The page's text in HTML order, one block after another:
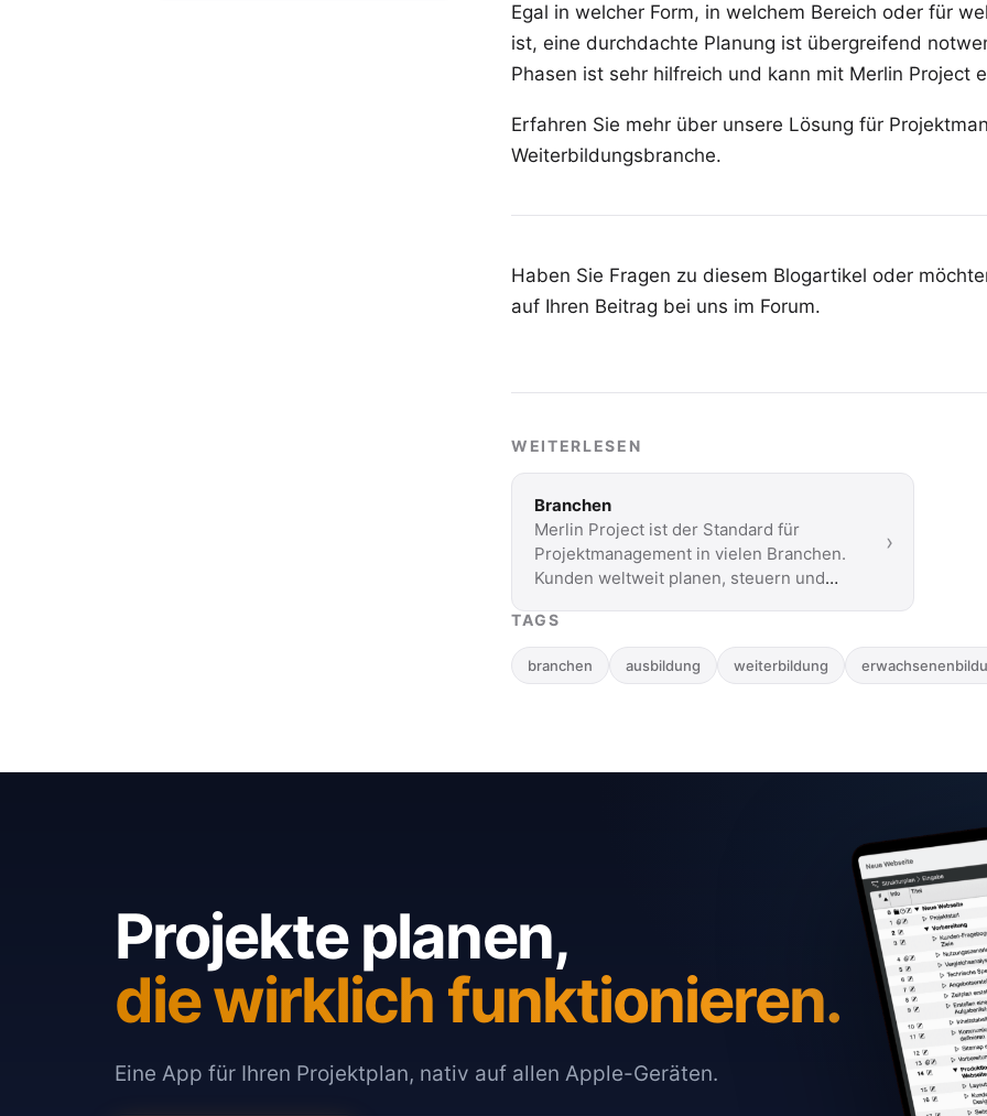
Egal in welcher Form, in welchem Bereich oder für
ist, eine durchdachte Planung ist übergreifend
Phasen ist sehr hilfreich und kann mit Merlin Project
Erfahren Sie mehr über unsere Lösung für
Weiterbildungsbranche.
Haben Sie Fragen zu diesem Blogartikel oder
auf Ihren Beitrag bei uns im Forum.
WEITERLESEN
Branchen
Merlin Project ist der Standard für
Projektmanagement in vielen Branchen.
Kunden weltweit planen, steuern und
›
TAGS
branchen ausbildung weiterbildung
Projekte planen,
die wirklich funktionieren.
Eine App für Ihren Projektplan, nativ auf allen Apple-Geräten.